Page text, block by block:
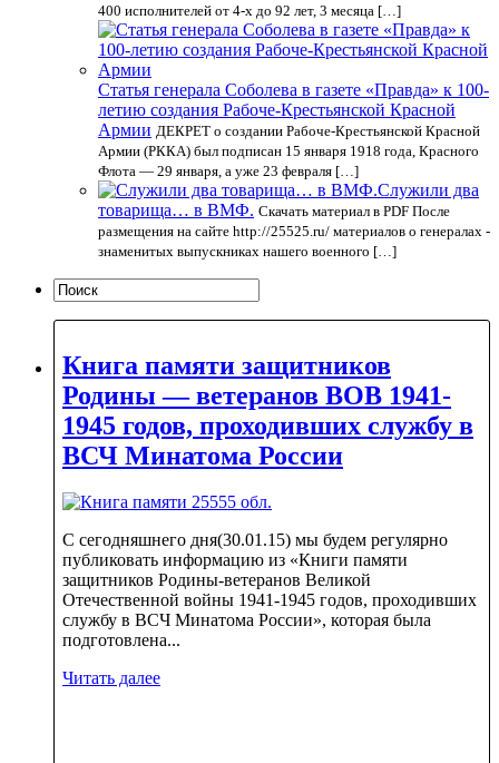
400 исполнителей от 4-х до 92 лет, 3 месяца […]
Статья генерала Соболева в газете «Правда» к 100-
летию создания Рабоче-Крестьянской Красной
Армии ДЕКРЕТ о создании Рабоче-Крестьянской Красной
Армии (РККА) был подписан 15 января 1918 года, Красного
Флота — 29 января, а уже 23 февраля […]
Служили два
товарища… в ВМФ. Скачать материал в PDF После
размещения на сайте http://25525.ru/ материалов о генералах -
знаменитых выпускниках нашего военного […]
Книга памяти защитников
Родины — ветеранов ВОВ 1941-
1945 годов, проходивших службу в
ВСЧ Минатома России
С сегодняшнего дня(30.01.15) мы будем регулярно
публиковать информацию из «Книги памяти
защитников Родины-ветеранов Великой
Отечественной войны 1941-1945 годов, проходивших
службу в ВСЧ Минатома России», которая была
подготовлена...
Читать далее